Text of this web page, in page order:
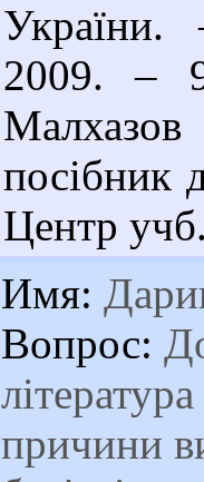
України.
2009. –
Малхазов
посібник
Центр
Имя:
Вопрос:
причини